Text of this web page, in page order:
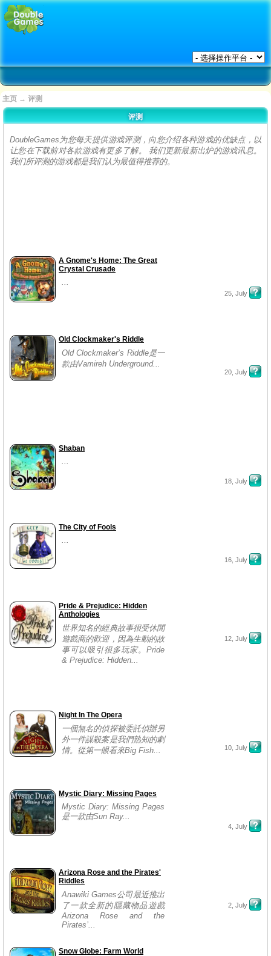
主页 → 评测
评测
DoubleGames为您每天提供游戏评测，向您介绍各种游戏的优缺点，以
让您在下载前对各款游戏有更多了解。 我们更新最新出炉的游戏讯息。
我们所评测的游戏都是我们认为最值得推荐的。
A Gnome's Home: The Great
Crystal Crusade
...
25, July
Old Clockmaker's Riddle
Old Clockmaker’s Riddle是一
款由Vamireh Underground...
20, July
Shaban
...
18, July
The City of Fools
...
16, July
Pride & Prejudice: Hidden
Anthologies
世界知名的經典故事很受休閒
遊戲商的歡迎，因為生動的故
事可以吸引很多玩家。Pride
& Prejudice: Hidden...
12, July
Night In The Opera
一個無名的偵探被委託偵辦另
外一件謀殺案是我們熟知的劇
情。從第一眼看來Big Fish...
10, July
Mystic Diary: Missing Pages
Mystic Diary: Missing Pages
是一款由Sun Ray...
4, July
Arizona Rose and the Pirates'
Riddles
Anawiki Games公司最近推出
了一款全新的隱藏物品遊戲
Arizona Rose and the
Pirates’...
2, July
Snow Globe: Farm World